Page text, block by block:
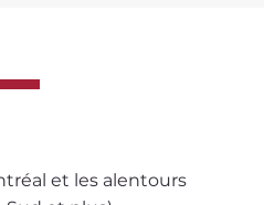
et les alentours